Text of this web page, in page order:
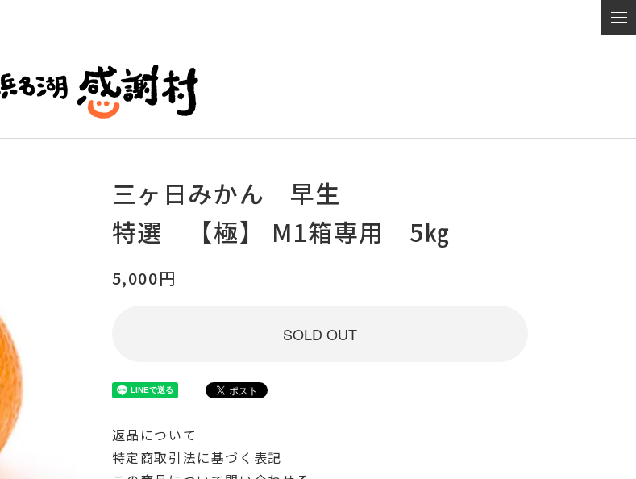
三ヶ日みかん 早生
特選 【極】 М1箱専用 5㎏
5,000円
SOLD OUT
返品について
特定商取引法に基づく表記